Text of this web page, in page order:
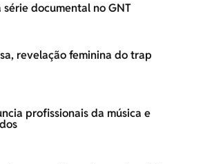
série documental no GNT
revelação feminina do trap
profissionais da música e